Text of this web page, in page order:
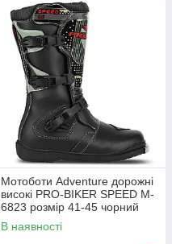
Мотоботи Adventure дорожні
високі PRO-BIKER SPEED M-
6823 розмір 41-45 чорний
Код M-6823
В наявності